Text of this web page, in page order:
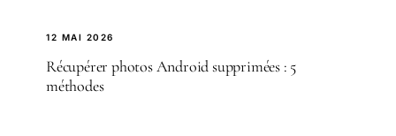
12 MAI 2026
Récupérer photos Android supprimées : 5
méthodes